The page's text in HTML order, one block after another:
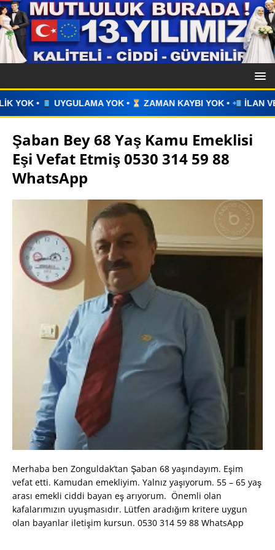
ZAMAN KAYBI YOK • İLAN VERİN • WHATSAPP
Şaban Bey 68 Yaş Kamu Emeklisi
Eşi Vefat Etmiş 0530 314 59 88
WhatsApp
Merhaba ben Zonguldak’tan Şaban 68 yaşındayım. Eşim
vefat etti. Kamudan emekliyim. Yalnız yaşıyorum. 55 – 65 yaş
arası emekli ciddi bayan eş arıyorum. Önemli olan
kafalarımızın uyuşmasıdır. Lütfen aradığım kritere uygun
olan bayanlar iletişim kursun. 0530 314 59 88 WhatsApp